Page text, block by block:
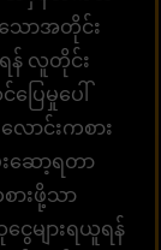
ောအတိုင်း
န် လူတိုင်း
ေမှုပေါ်
ာင်းကစား
းဆော့ရတာ
းဖို့သာ
များရယူရန်